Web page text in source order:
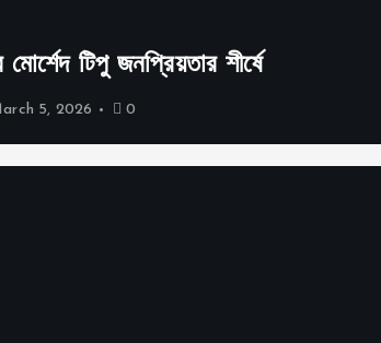
i
n
a
টিপু জনপ্রিয়তার শীর্ষে
5, 2026 0